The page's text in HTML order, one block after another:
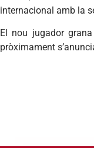
internacional amb la
El nou jugador
pròximament